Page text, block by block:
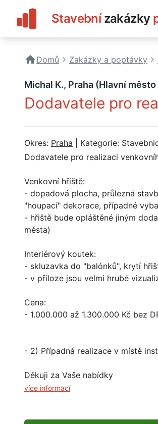
Stavební zakázky
Domů Zakázky a poptávky
Michal K., Praha (Hlavní město
Dodavatele pro
Okres: Praha | Kategorie:
Dodavatele pro realizaci
Venkovní hřiště:
- dopadová plocha, průlezná
"houpací" dekorace, případné
- hřiště bude opláštěné jiným
města)
Interiérový koutek:
- skluzavka do "balónků", krytí
- v příloze jsou velmi hrubé
Cena:
- 1.000.000 až 1.300.000 Kč bez
- 2) Případná realizace v místě
Děkuji za Vaše nabídky
více informací